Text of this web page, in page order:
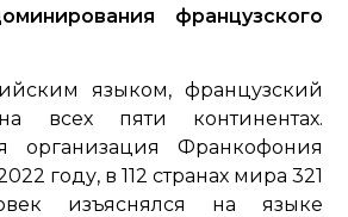
французского
языком, французский
на всех пяти континентах.
организация Франкофония
году, в 112 странах мира 321
изъяснялся на языке